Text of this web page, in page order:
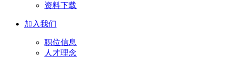
资料下载
加入我们
职位信息
人才理念